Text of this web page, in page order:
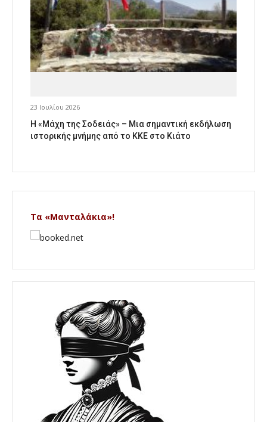
23 Ιουλίου 2026
Η «Μάχη της Σοδειάς» – Μια σημαντική εκδήλωση
ιστορικής μνήμης από το ΚΚΕ στο Κιάτο
Τα «Μανταλάκια»!